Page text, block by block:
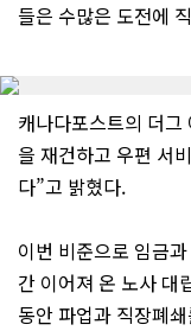
들은 수많은 도전에
캐나다포스트의 더그
을 재건하고 우편 서
다”고 밝혔다.
이번 비준으로 임금
간 이어져 온 노사 대
동안 파업과 직장폐